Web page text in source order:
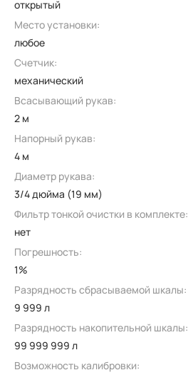
открытый
Место установки:
любое
Счетчик:
механический
Всасывающий рукав:
2 м
Напорный рукав:
4 м
Диаметр рукава:
3/4 дюйма (19 мм)
Фильтр тонкой очистки в комплекте:
нет
Погрешность:
1%
Разрядность сбрасываемой шкалы:
9 999 л
Разрядность накопительной шкалы:
99 999 999 л
Возможность калибровки: